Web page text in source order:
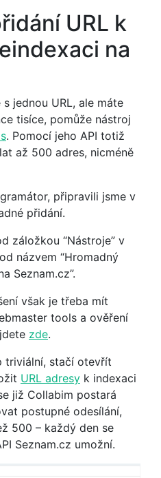
URL k
na
jednou URL, ale máte
tisíce, pomůže nástroj
. Pomocí jeho API totiž
až 500 adres, nicméně
připravili jsme v
přidání.
záložkou “Nástroje” v
názvem “Hromadný
Seznam.cz”.
však je třeba mít
tools a ověření
zde.
triviální, stačí otevřít
URL adresy k indexaci
již Collabim postará
postupné odesílání,
500 – každý den se
Seznam.cz umožní.